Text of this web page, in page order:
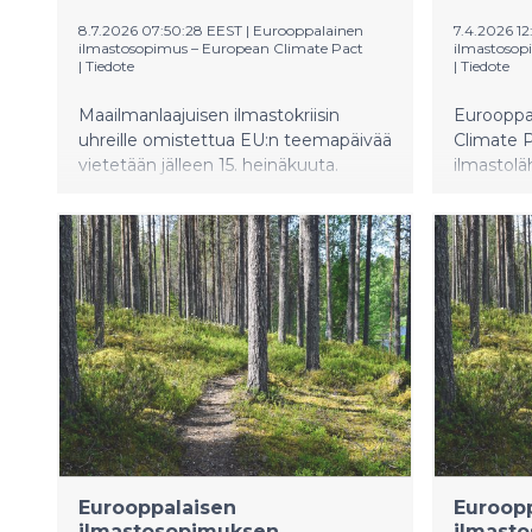
8.7.2026 07:50:28 EEST | Eurooppalainen
ilmastosopimus – European Climate Pact
| Tiedote
Maailmanlaajuisen ilmastokriisin
uhreille omistettua EU:n teemapäivää
vietetään jälleen 15. heinäkuuta.
Climate Pactin suomalaiset lähettiläät
vaativat konkreettisia toimia
ilmastonmuutoksen hillitsemiseksi ja
sään ääri-ilmiöihin varautumiseksi.
7.4.2026
| Tiedote
Climate
päättäjät
kokoava
10-12
päättäjiä
Eurooppalaisen